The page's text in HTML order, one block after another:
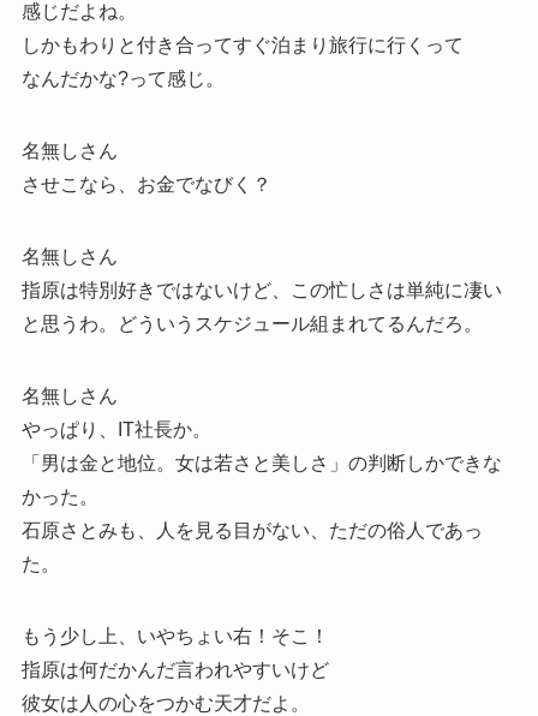
感じだよね。
しかもわりと付き合ってすぐ泊まり旅行に行くって
なんだかな?って感じ。
名無しさん
させこなら、お金でなびく？
名無しさん
指原は特別好きではないけど、この忙しさは単純に凄い
と思うわ。どういうスケジュール組まれてるんだろ。
名無しさん
やっぱり、IT社長か。
「男は金と地位。女は若さと美しさ」の判断しかできな
かった。
石原さとみも、人を見る目がない、ただの俗人であっ
た。
もう少し上、いやちょい右！そこ！
指原は何だかんだ言われやすいけど
彼女は人の心をつかむ天才だよ。